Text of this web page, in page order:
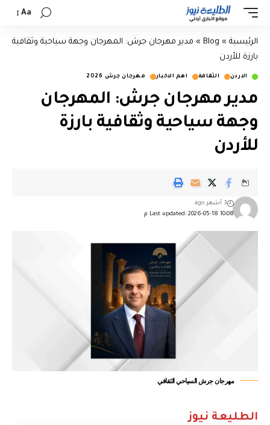
Aa
الرئيسية »
Blog
» مدير مهرجان جرش: المهرجان وجهة سياحية وثقافية
بارزة للأردن
الاردن الثقافة اهم الاخبار مهرجان جرش 2026
مدير مهرجان جرش: المهرجان
وجهة سياحية وثقافية بارزة
للأردن
Last updated: 2026-05-18 10:08 م
3 أشهر ago
مهرجان جرش السياحي الثقافي
الطليعة نيوز